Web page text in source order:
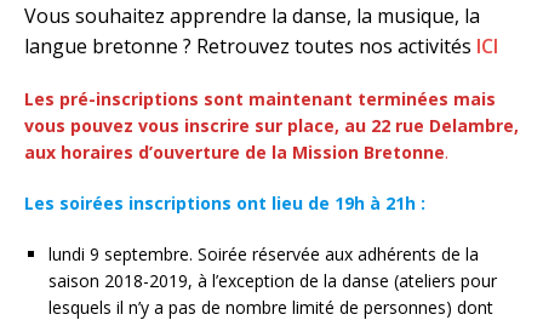
Vous souhaitez apprendre la danse, la musique, la
langue bretonne ? Retrouvez toutes nos activités ICI
Les pré-inscriptions sont maintenant terminées mais
vous pouvez vous inscrire sur place, au 22 rue Delambre,
aux horaires d’ouverture de la Mission Bretonne.
Les soirées inscriptions ont lieu de 19h à 21h :
lundi 9 septembre. Soirée réservée aux adhérents de la
saison 2018-2019, à l’exception de la danse (ateliers pour
lesquels il n’y a pas de nombre limité de personnes) dont